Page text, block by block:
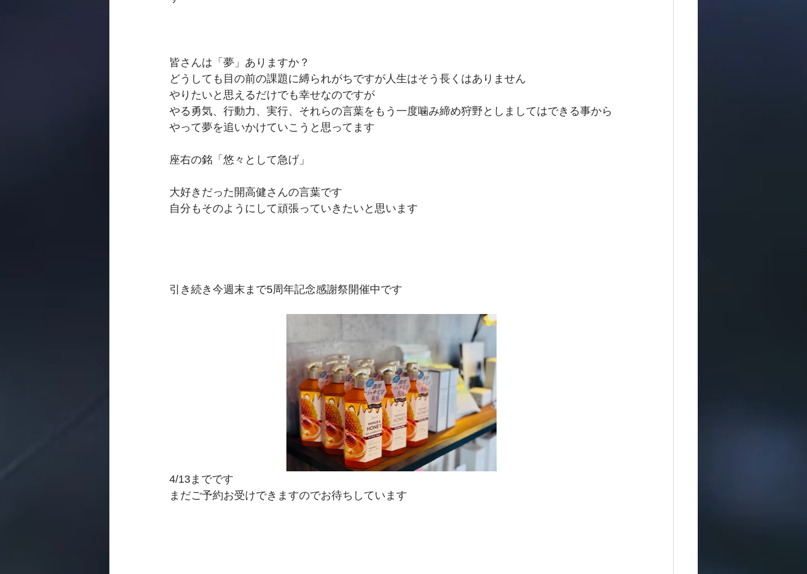
皆さんは「夢」ありますか？
どうしても目の前の課題に縛られがちですが人生はそう長くはありません
やりたいと思えるだけでも幸せなのですが
やる勇気、行動力、実行、それらの言葉をもう一度噛み締め狩野としましてはできる事から
やって夢を追いかけていこうと思ってます
座右の銘「悠々として急げ」
大好きだった開高健さんの言葉です
自分もそのようにして頑張っていきたいと思います
引き続き今週末まで5周年記念感謝祭開催中です
4/13までです
まだご予約お受けできますのでお待ちしています